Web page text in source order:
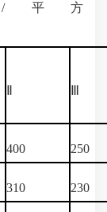
方
400 250
310 230